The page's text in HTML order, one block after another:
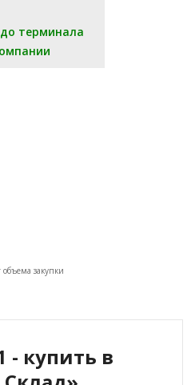
терминала
закупки
купить в